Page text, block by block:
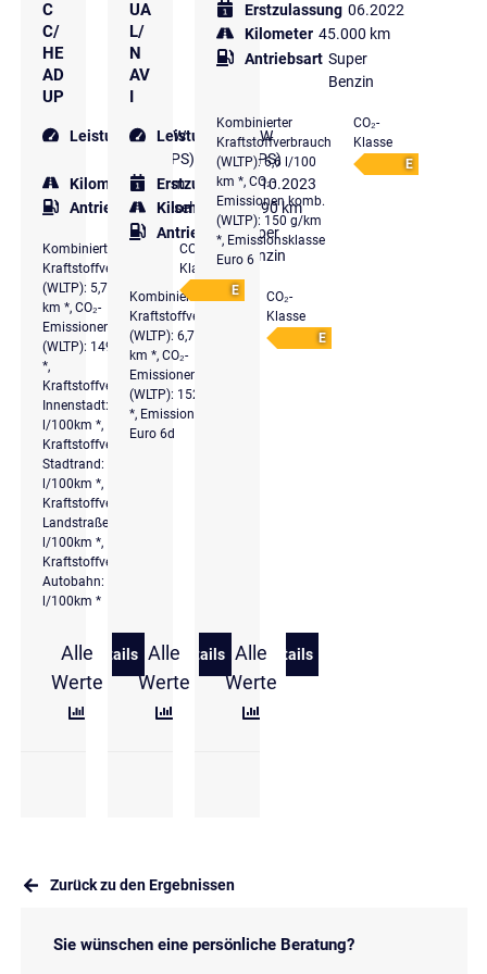
C
C/
HE
AD
UP
Leistung 100 kW
(136 PS)
Kilometer 10 km
Antriebsart
Diesel
Kombinierter
Kraftstoffverbrauch
(WLTP): 5,7 l/100
km *, CO₂-
Emissionen komb.
(WLTP): 149 g/km
*,
Kraftstoffverbrauch
Innenstadt: 6,6
l/100km *,
Kraftstoffverbrauch
Stadtrand: 5,6
l/100km *,
Kraftstoffverbrauch
Landstraße: 4,8
l/100km *,
Kraftstoffverbrauch
Autobahn: 6,2
l/100km *
CO₂-
Klasse
E
Alle
Werte
Details
zu Hyundai TUCSON 1.6 CRDi DCT Prime MATRIX/
UA
L/
N
AV
I
Leistung 132 kW
(179 PS)
Erstzulassung 10.2023
Kilometer 17.690 km
Antriebsart
Super
Benzin
Kombinierter
Kraftstoffverbrauch
(WLTP): 6,7 l/100
km *, CO₂-
Emissionen komb.
(WLTP): 152 g/km
*, Emissionsklasse
Euro 6d
CO₂-
Klasse
E
Alle
Werte
Details
zu Hyundai TUCSON 1.6 T-GDi DCT
Erstzulassung 06.2022
Kilometer 45.000 km
Antriebsart Super
Benzin
Kombinierter
Kraftstoffverbrauch
(WLTP): 6,6 l/100
km *, CO₂-
Emissionen komb.
(WLTP): 150 g/km
*, Emissionsklasse
Euro 6
CO₂-
Klasse
E
Alle
Werte
Details
zu Hyundai TUCSON 1.6
Zurück zu den Ergebnissen
Sie wünschen eine persönliche Beratung?